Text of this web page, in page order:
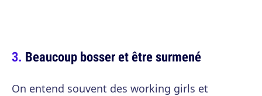
Beaucoup bosser et être surmené
On entend souvent des working girls et